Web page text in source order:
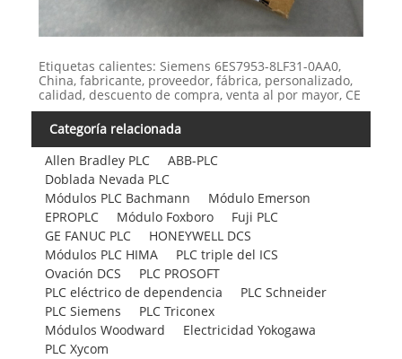
Etiquetas calientes: Siemens 6ES7953-8LF31-0AA0,
China, fabricante, proveedor, fábrica, personalizado,
calidad, descuento de compra, venta al por mayor, CE
Categoría relacionada
Allen Bradley PLC
ABB-PLC
Doblada Nevada PLC
Módulos PLC Bachmann
Módulo Emerson
EPROPLC
Módulo Foxboro
Fuji PLC
GE FANUC PLC
HONEYWELL DCS
Módulos PLC HIMA
PLC triple del ICS
Ovación DCS
PLC PROSOFT
PLC eléctrico de dependencia
PLC Schneider
PLC Siemens
PLC Triconex
Módulos Woodward
Electricidad Yokogawa
PLC Xycom